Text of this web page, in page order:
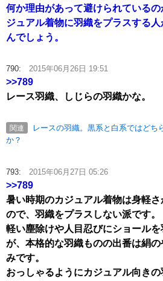
何か理由があって避けられている
ジュアル着物に羽織をプラスする
んでしょう。
790: 2015年06月26日 19:51
>>789
レース羽織、しじらの羽織かな。
関連
レースの羽織。黒系と白系ではどち
か？
793: 2015年06月27日 05:26
>>789
暑い時期のカジュアル着物は身軽
ので、羽織をプラスしない派です。
軽い塵除けや人目忍びにショール
が、本格的な羽織ものの出番は絹
みです。
おっしゃるようにカジュアル向き